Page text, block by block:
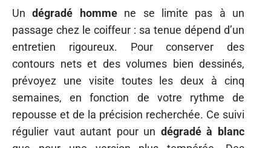
Undégradé hommene se limite pas à un
passage chez le coiffeur : sa tenue dépend d’un
entretien rigoureux. Pour conserver des
contours nets et des volumes bien dessinés,
prévoyez une visite toutes les deux à cinq
semaines, en fonction de votre rythme de
repousse et de la précision recherchée. Ce suivi
régulier vaut autant pour un dégradé à blanc